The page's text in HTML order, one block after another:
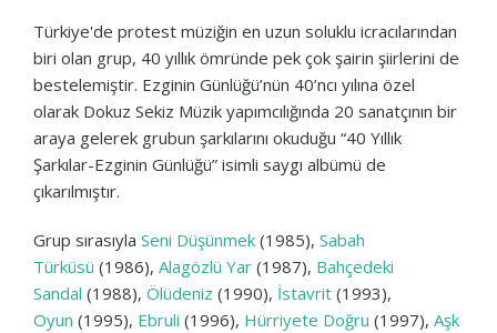
Türkiye'de protest müziğin en uzun soluklu icracılarından
biri olan grup, 40 yıllık ömründe pek çok şairin şiirlerini de
bestelemiştir. Ezginin Günlüğü’nün 40’ncı yılına özel
olarak Dokuz Sekiz Müzik yapımcılığında 20 sanatçının bir
araya gelerek grubun şarkılarını okuduğu “40 Yıllık
Şarkılar-Ezginin Günlüğü” isimli saygı albümü de
çıkarılmıştır.
Grup sırasıyla Seni Düşünmek (1985), Sabah
Türküsü (1986), Alagözlü Yar (1987), Bahçedeki
Sandal (1988), Ölüdeniz (1990), İstavrit (1993),
Oyun (1995), Ebruli (1996), Hürriyete Doğru (1997), Aşk